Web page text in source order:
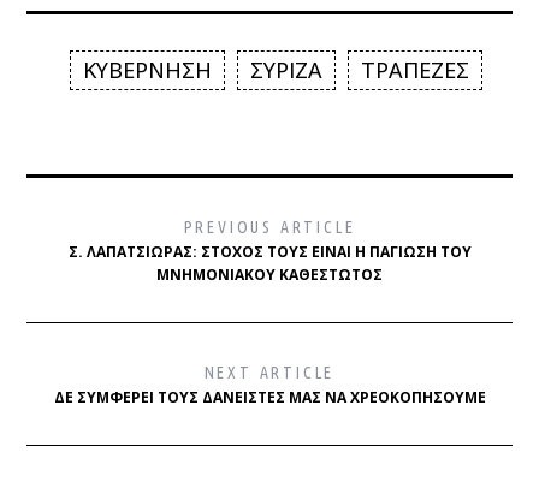
ΚΥΒΕΡΝΗΣΗ ΣΥΡΙΖΑ ΤΡΑΠΕΖΕΣ
PREVIOUS ARTICLE
Σ. ΛΑΠΑΤΣΙΏΡΑΣ: ΣΤΌΧΟΣ ΤΟΥΣ ΕΊΝΑΙ Η ΠΑΓΊΩΣΗ ΤΟΥ
ΜΝΗΜΟΝΙΑΚΟΎ ΚΑΘΕΣΤΏΤΟΣ
NEXT ARTICLE
ΔΕ ΣΥΜΦΈΡΕΙ ΤΟΥΣ ΔΑΝΕΙΣΤΈΣ ΜΑΣ ΝΑ ΧΡΕΟΚΟΠΉΣΟΥΜΕ